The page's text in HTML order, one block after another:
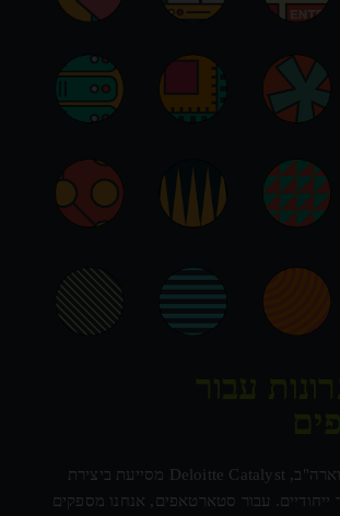
עם נוכחות בישראל וארה"ב, Deloitte Catalyst מסייעת ביצירת
ייחודיים. עבור סטארטאפים, אנחנו מספקים